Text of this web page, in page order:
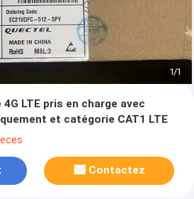
1/1
LTE pris en charge avec
et catégorie CAT1 LTE
Contactez